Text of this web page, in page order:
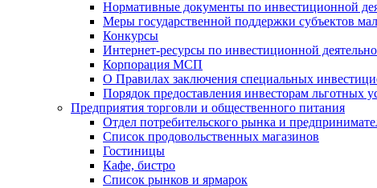
Нормативные документы по инвестиционной
Меры государственной поддержки субъектов
Конкурсы
Интернет-ресурсы по инвестиционной
Корпорация МСП
О Правилах заключения специальных
Порядок предоставления инвесторам льготных
Предприятия торговли и общественного питания
Отдел потребительского рынка и
Список продовольственных магазинов
Гостиницы
Кафе, бистро
Cписок рынков и ярмарок